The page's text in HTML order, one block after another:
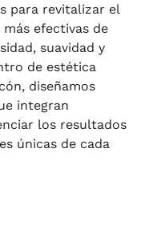
para revitalizar el
efectivas de
suavidad y
de estética
diseñamos
integran
los resultados
únicas de cada